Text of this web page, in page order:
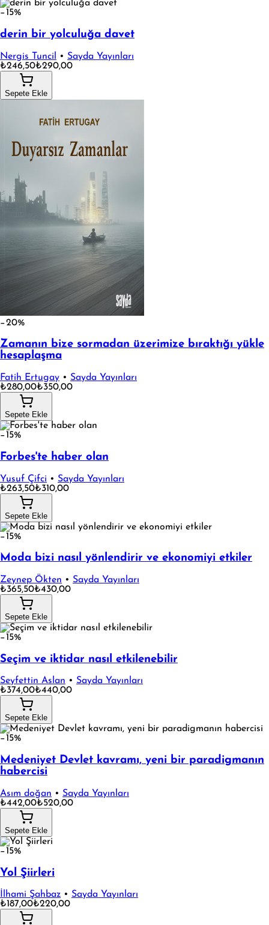
−15%
derin bir yolculuğa davet
Nergis Tuncil • Sayda Yayınları
₺246,50₺290,00
Sepete Ekle
−20%
Zamanın bize sormadan üzerimize bıraktığı yükle
hesaplaşma
Fatih Ertugay • Sayda Yayınları
₺280,00₺350,00
Sepete Ekle
−15%
Forbes'te haber olan
Yusuf Çifci • Sayda Yayınları
₺263,50₺310,00
Sepete Ekle
−15%
Moda bizi nasıl yönlendirir ve ekonomiyi etkiler
Zeynep Ökten • Sayda Yayınları
₺365,50₺430,00
Sepete Ekle
−15%
Seçim ve iktidar nasıl etkilenebilir
Seyfettin Aslan • Sayda Yayınları
₺374,00₺440,00
Sepete Ekle
−15%
Medeniyet Devlet kavramı, yeni bir paradigmanın
habercisi
Asım doğan • Sayda Yayınları
₺442,00₺520,00
Sepete Ekle
−15%
Yol Şiirleri
İlhami Şahbaz • Sayda Yayınları
₺187,00₺220,00